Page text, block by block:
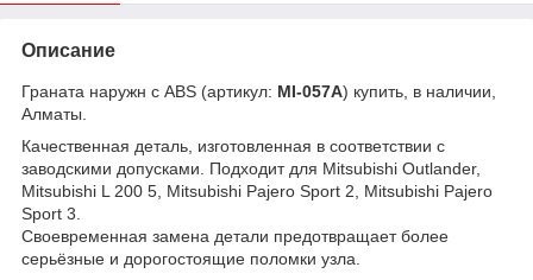
Описание
Граната наружн с ABS (артикул: MI-057A) купить, в наличии,
Алматы.
Качественная деталь, изготовленная в соответствии с
заводскими допусками. Подходит для Mitsubishi Outlander,
Mitsubishi L 200 5, Mitsubishi Pajero Sport 2, Mitsubishi Pajero
Sport 3.
Своевременная замена детали предотвращает более
серьёзные и дорогостоящие поломки узла.